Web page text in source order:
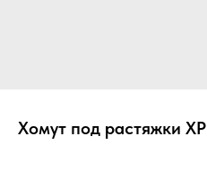
Хомут под растяжки ХР